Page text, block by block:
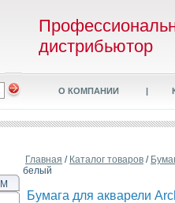
дистрибьютор
О КОМПАНИИ |
Главная / Каталог товаров /
белый
Бумага для акварели